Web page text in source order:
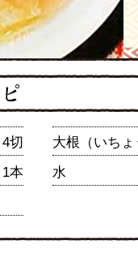
4切
大根（いち
1本
水